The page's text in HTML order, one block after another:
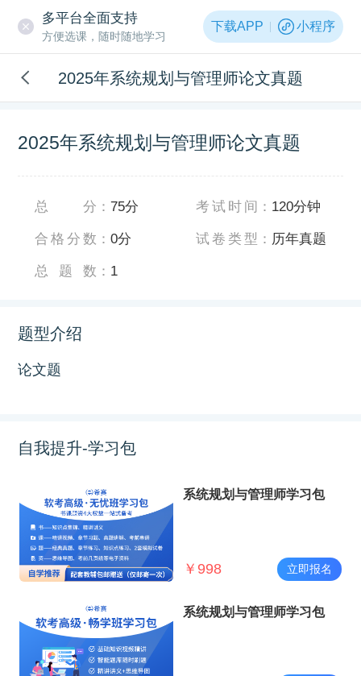
多平台全面支持
方便选课，随时随地学习
下载APP 小程序
2025年系统规划与管理师论文真题
2025年系统规划与管理师论文真题
总分 ：75分
合格分数 ：0分
总题数 ： 1
考试时间 ： 120分钟
试卷类型 ： 历年真题
题型介绍
论文题
自我提升-学习包
系统规划与管理师学习包
￥ 998 立即报名
系统规划与管理师学习包